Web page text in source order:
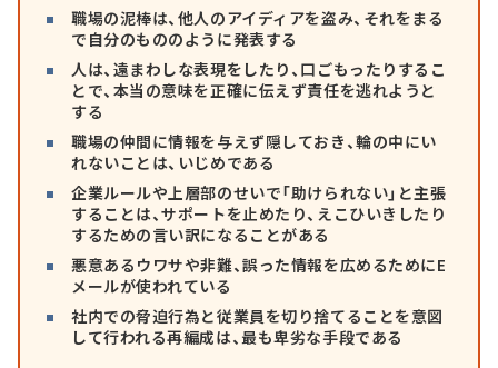
職場の泥棒は、他人のアイディアを盗み、それをまる
で自分のもののように発表する
人は、遠まわしな表現をしたり、口ごもったりするこ
とで、本当の意味を正確に伝えず責任を逃れようと
する
職場の仲間に情報を与えず隠しておき、輪の中にい
れないことは、いじめである
企業ルールや上層部のせいで「助けられない」と主張
することは、サポートを止めたり、えこひいきしたり
するための言い訳になることがある
悪意あるウワサや非難、誤った情報を広めるためにE
メールが使われている
社内での脅迫行為と従業員を切り捨てることを意図
して行われる再編成は、最も卑劣な手段である